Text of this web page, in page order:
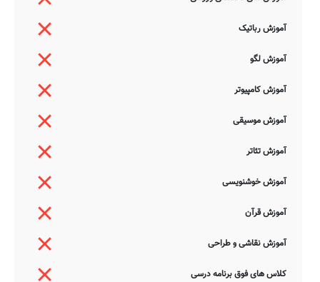
آموزش رباتیک
آموزش لگو
آموزش کامپیوتر
آموزش موسیقی
آموزش تئاتر
آموزش خوشنویسی
آموزش قرآن
آموزش نقاشی و طراحی
کلاس های فوق برنامه درسی